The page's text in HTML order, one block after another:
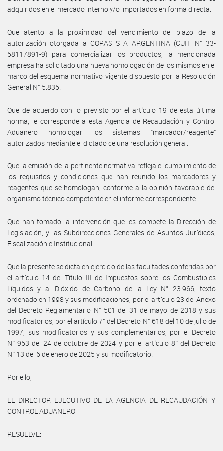
adquiridos en el mercado interno y/o importados en forma directa.
Que atento a la proximidad del vencimiento del plazo de la
autorización otorgada a CORAS S A ARGENTINA (CUIT N° 33-
58117891-9) para comercializar los productos, la mencionada
empresa ha solicitado una nueva homologación de los mismos en el
marco del esquema normativo vigente dispuesto por la Resolución
General N° 5.835.
Que de acuerdo con lo previsto por el artículo 19 de esta última
norma, le corresponde a esta Agencia de Recaudación y Control
Aduanero homologar los sistemas “marcador/reagente”
autorizados mediante el dictado de una resolución general.
Que la emisión de la pertinente normativa refleja el cumplimiento de
los requisitos y condiciones que han reunido los marcadores y
reagentes que se homologan, conforme a la opinión favorable del
organismo técnico competente en el informe correspondiente.
Que han tomado la intervención que les compete la Dirección de
Legislación, y las Subdirecciones Generales de Asuntos Jurídicos,
Fiscalización e Institucional.
Que la presente se dicta en ejercicio de las facultades conferidas por
el artículo 14 del Título III de Impuestos sobre los Combustibles
Líquidos y al Dióxido de Carbono de la Ley N° 23.966, texto
ordenado en 1998 y sus modificaciones, por el artículo 23 del Anexo
del Decreto Reglamentario N° 501 del 31 de mayo de 2018 y sus
modificatorios, por el artículo 7° del Decreto N° 618 del 10 de julio de
1997, sus modificatorios y sus complementarios, por el Decreto
N° 953 del 24 de octubre de 2024 y por el artículo 8° del Decreto
N° 13 del 6 de enero de 2025 y su modificatorio.
Por ello,
EL DIRECTOR EJECUTIVO DE LA AGENCIA DE RECAUDACIÓN Y
CONTROL ADUANERO
RESUELVE: